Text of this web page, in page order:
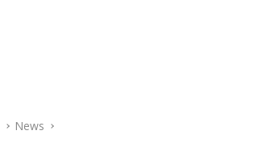
News